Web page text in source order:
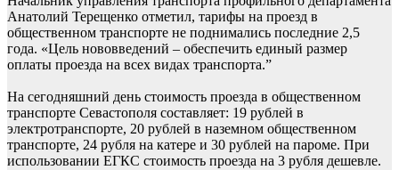
Анатолий Терещенко отметил, тарифы на проезд в
общественном транспорте не поднимались последние 2,5
года. «Цель нововведений – обеспечить единый размер
оплаты проезда на всех видах транспорта.”
На сегодняшний день стоимость проезда в общественном
транспорте Севастополя составляет: 19 рублей в
электротранспорте, 20 рублей в наземном общественном
транспорте, 24 рубля на катере и 30 рублей на пароме. При
использовании ЕГКС стоимость проезда на 3 рубля дешевле.